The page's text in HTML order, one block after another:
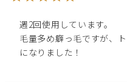
週2回使用しています。
毛量多め癖っ毛ですが、
になりました！